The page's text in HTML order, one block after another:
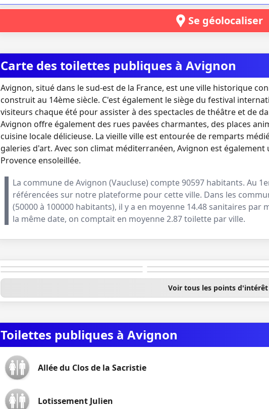
Se géolocaliser
Carte des toilettes publiques à Avignon
Avignon, situé dans le sud-est de la France, est une ville historique
construit au 14ème siècle. C'est également le siège du festival
visiteurs chaque été pour assister à des spectacles de théâtre et de
Avignon offre également des rues pavées charmantes, des places
cuisine locale délicieuse. La vieille ville est entourée de remparts
galeries d'art. Avec son climat méditerranéen, Avignon est
Provence ensoleillée.
La commune deAvignon (Vaucluse) compte90597 habitants. Au
référencées sur notre plateforme pour cette ville. Dans les
(50000 à 100000 habitants), il y a en moyenne 14.48 sanitaires par
la même date, on comptait en moyenne2.87toilette par ville.
Palais des Papes Pont d'Avignon
Hôtel de ville Place de l'Horloge
Voir tous les points d'intérêt
Toilettes publiques à Avignon
Allée du Clos de la Sacristie
Lotissement Julien